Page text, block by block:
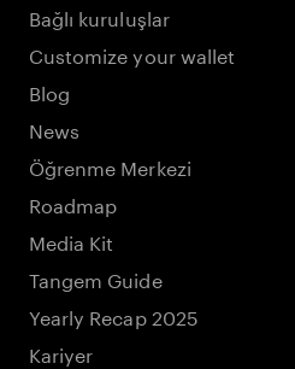
Bağlı kuruluşlar
Customize your wallet
Blog
News
Öğrenme Merkezi
Roadmap
Media Kit
Tangem Guide
Yearly Recap 2025
Kariyer